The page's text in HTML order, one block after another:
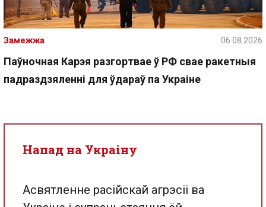
Паўночная Карэя разгортвае ў РФ свае ракетныя
падраздзяленні для ўдараў па Украіне
Замежжа 06.08.2026
Напад на Украіну
Асвятленне расійскай агрэсіі ва